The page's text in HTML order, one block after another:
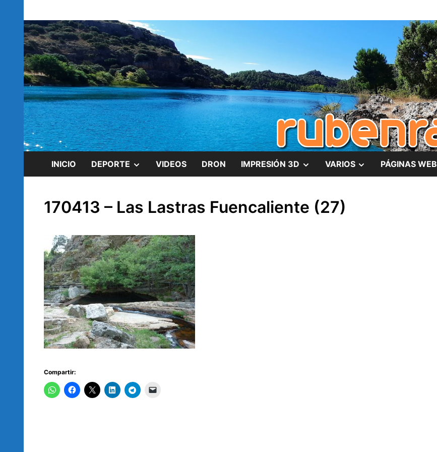
al
contenidorubenramirez.es
INICIO DEPORTE MOSTRAR
SUBMENÚ
VIDEOS DRON IMPRESIÓN 3D MOSTRAR
SUBMENÚ
VARIOS MOSTRAR
PÁGINAS WEB
170413 – Las Lastras Fuencaliente (27)
Compartir: